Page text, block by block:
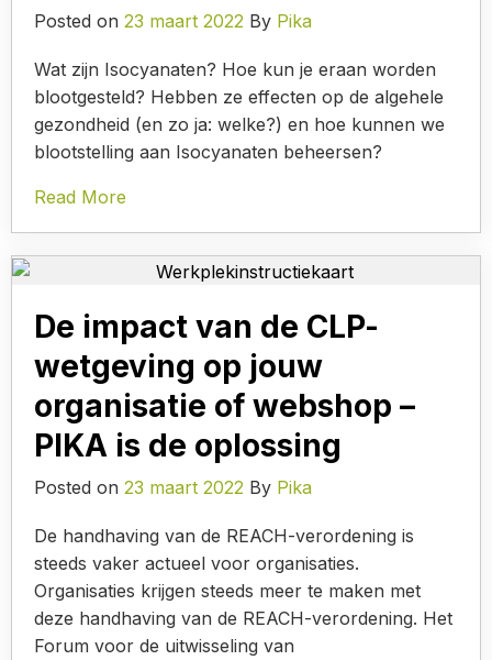
Posted on 23 maart 2022 By Pika
Wat zijn Isocyanaten? Hoe kun je eraan worden
blootgesteld? Hebben ze effecten op de algehele
gezondheid (en zo ja: welke?) en hoe kunnen we
blootstelling aan Isocyanaten beheersen?
Read More
De impact van de CLP-
wetgeving op jouw
organisatie of webshop –
PIKA is de oplossing
Posted on 23 maart 2022 By Pika
De handhaving van de REACH-verordening is
steeds vaker actueel voor organisaties.
Organisaties krijgen steeds meer te maken met
deze handhaving van de REACH-verordening. Het
Forum voor de uitwisseling van